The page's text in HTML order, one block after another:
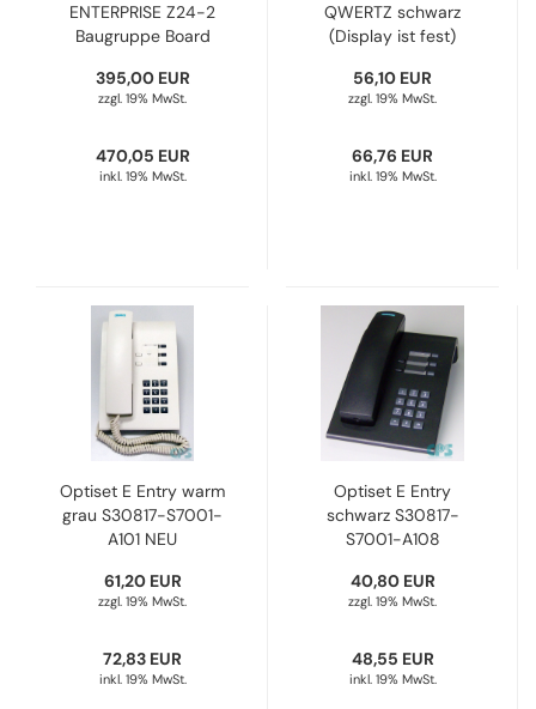
ENTERPRISE Z24-2
Baugruppe Board
Refurbished
395,00 EUR
zzgl. 19% MwSt.
470,05 EUR
inkl. 19% MwSt.
QWERTZ schwarz
(Display ist fest)
Refurbished
56,10 EUR
zzgl. 19% MwSt.
66,76 EUR
inkl. 19% MwSt.
Optiset E Entry warm
grau S30817-S7001-
A101 NEU
61,20 EUR
zzgl. 19% MwSt.
72,83 EUR
inkl. 19% MwSt.
Optiset E Entry
schwarz S30817-
S7001-A108
40,80 EUR
zzgl. 19% MwSt.
48,55 EUR
inkl. 19% MwSt.